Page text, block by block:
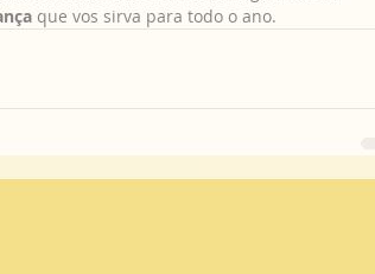
que vos sirva para todo o ano.